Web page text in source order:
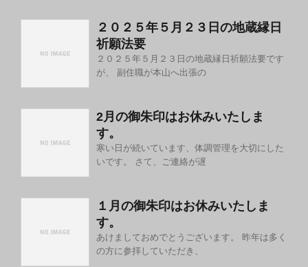
２０２５年５月２３日の地蔵縁日
祈願法要
２０２５年５月２３日の地蔵縁日祈願法要です
が、 副住職が本山へ出張の
2月の御朱印はお休みいたしま
す。
寒い日が続いています、体調管理を大切にした
いです。 さて、ご連絡が遅
１月の御朱印はお休みいたしま
す。
あけましておめでとうございます。 昨年は多く
の方に参拝していただき、